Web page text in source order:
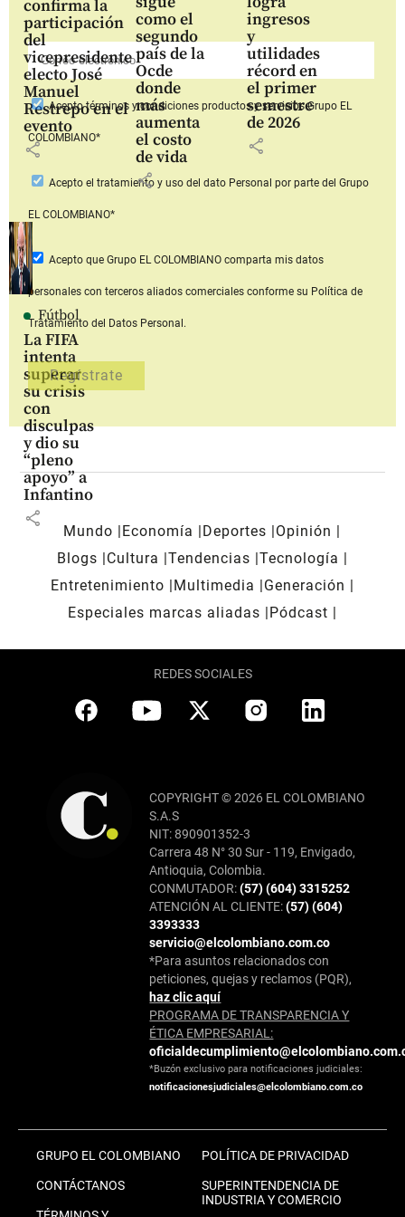
confirma la
participación
del
vicepresidente
electo José
Manuel
Restrepo en el
evento
share
como el
segundo
país de la
Ocde
donde
más
aumenta
el costo
de vida
share
ingresos
y
utilidades
récord en
el primer
semestre
de 2026
share
Fútbol
La FIFA
intenta
superar
su crisis
con
disculpas
y dio su
“pleno
apoyo” a
Infantino
share
Aceptotérminos y condiciones productos y serviciosGrupo EL
COLOMBIANO*
Acepto el tratamiento y uso del dato Personal por parte del Grupo
EL COLOMBIANO*
Acepto que Grupo EL COLOMBIANOcomparta mis datos
personales con terceros aliados comerciales conforme su Política de
Tratamiento del Datos Personal.
Mundo Economía Deportes
Opinión
Blogs
Cultura Tendencias Tecnología
Entretenimiento
Multimedia
Generación
Especiales marcas aliadas
Pódcast
REDES SOCIALES
COPYRIGHT © 2026 EL COLOMBIANO
S.A.S
NIT: 890901352-3
Carrera 48 N° 30 Sur - 119, Envigado,
Antioquia, Colombia.
CONMUTADOR:(57) (604) 3315252
ATENCIÓN AL CLIENTE:(57) (604)
3393333
servicio@elcolombiano.com.co
*Para asuntos relacionados con
peticiones, quejas y reclamos (PQR),
haz clic aquí
PROGRAMA DE TRANSPARENCIA Y
ÉTICA EMPRESARIAL:
*Buzón exclusivo para notificaciones judiciales:
notificacionesjudiciales@elcolombiano.com.co
GRUPO EL COLOMBIANO
CONTÁCTANOS
POLÍTICA DE PRIVACIDAD
SUPERINTENDENCIA DE
INDUSTRIA Y COMERCIO